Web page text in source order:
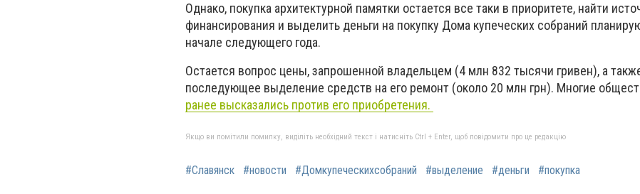
Однако, покупка архитектурной памятки остается все таки в приоритете, найти
финансирования и выделить деньги на покупку Дома купеческих собраний
начале следующего года.
Остается вопрос цены, запрошенной владельцем (4 млн 832 тысячи гривен), а
последующее выделение средств на его ремонт (около 20 млн грн). Многие
ранее высказались против его приобретения.
Якщо ви помітили помилку, виділіть необхідний текст і натисніть Ctrl + Enter, щоб повідомити про це редакцію
#Славянск #новости #Домкупеческихсобраний #выделение #деньги #покупка